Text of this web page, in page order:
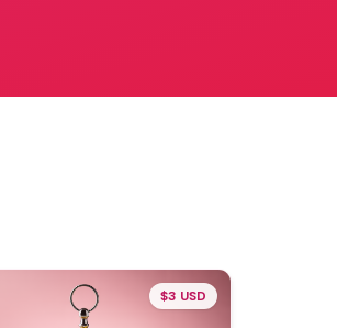
$3 USD